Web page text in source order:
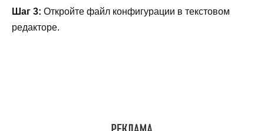
Шаг 3: Откройте файл конфигурации в текстовом
редакторе.